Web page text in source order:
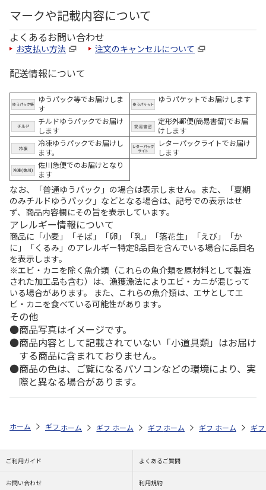
マークや記載内容について
よくあるお問い合わせ
お支払い方法 注文のキャンセルについて
配送情報について
ゆうパック等でお届けしま
す
ゆうパケットでお届けします
チルドゆうパックでお届け
します
定形外郵便(簡易書留)でお届
けします
冷凍ゆうパックでお届けし
ます。
レターパックライトでお届け
します
佐川急便でのお届けとなり
ます
なお、「普通ゆうパック」の場合は表示しません。また、「夏期
のみチルドゆうパック」などとなる場合は、記号での表示はせ
ず、商品内容欄にその旨を表示しています。
アレルギー情報について
商品に「小麦」「そば」「卵」「乳」「落花生」「えび」「か
に」「くるみ」のアレルギー特定8品目を含んでいる場合に品目名
を表示します。
※エビ・カニを除く魚介類（これらの魚介類を原材料として製造
された加工品も含む）は、漁獲漁法によりエビ・カニが混じって
いる場合があります。 また、これらの魚介類は、エサとしてエ
ビ・カニを食べている可能性があります。
その他
商品写真はイメージです。
商品内容として記載されていない「小道具類」はお届け
する商品に含まれておりません。
商品の色は、ご覧になるパソコンなどの環境により、実
際と異なる場合があります。
ホーム ギフトストア お中元・夏ギフト特集 2026 贈る相手から探す
ホーム ギフトストア お中元・夏ギフト特集 2026
ホーム ギフトストア お中元・夏ギフト
ホーム ギフトストア お
ホーム ギ
ご利用ガイド よくあるご質問
お問い合わせ 利用規約